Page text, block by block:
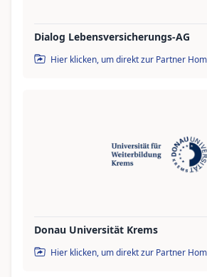
Dialog Lebensversicherungs-AG
Hier klicken, um direkt zur Partner
Donau Universität Krems
Hier klicken, um direkt zur Partner